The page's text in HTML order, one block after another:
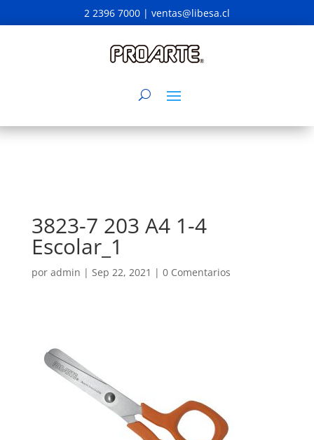
2 2396 7000 | ventas@libesa.cl
3823-7 203 A4 1-4
Escolar_1
por admin | Sep 22, 2021 | 0 Comentarios